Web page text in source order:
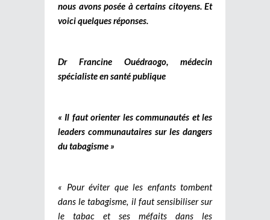
nous avons posée à certains citoyens. Et
voici quelques réponses.
Dr Francine Ouédraogo, médecin
spécialiste en santé publique
« Il faut orienter les communautés et les
leaders communautaires sur les dangers
du tabagisme »
« Pour éviter que les enfants tombent
dans le tabagisme, il faut sensibiliser sur
le tabac et ses méfaits dans les